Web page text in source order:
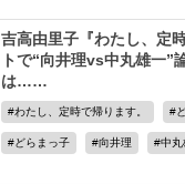
吉高由里子『わたし、定
トで“向井理vs中丸雄一
は……
わたし、定時で帰ります。
どらまっ子 向井理 中丸